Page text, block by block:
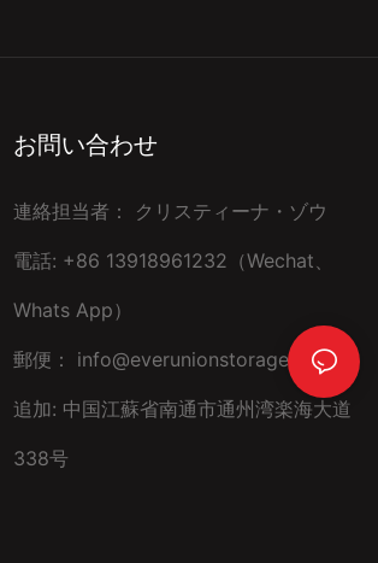
お問い合わせ
連絡担当者： クリスティーナ・ゾウ
電話: +86 13918961232（Wechat、
Whats App）
郵便： info@everunionstorage.com
追加: 中国江蘇省南通市通州湾楽海大道
338号